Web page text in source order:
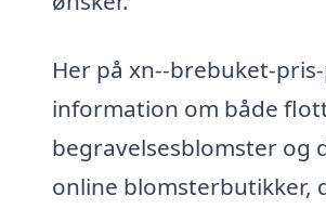
Her på xn--brebuket-
information om både
begravelsesblomster og
online blomsterbutikker,